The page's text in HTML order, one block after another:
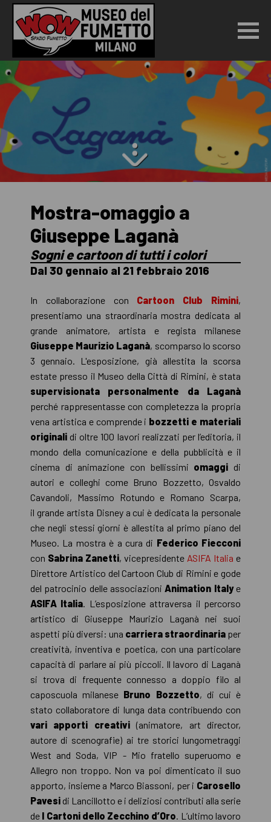
Mostra-omaggio a
Giuseppe Laganà
Sogni e cartoon di tutti i colori
Dal 30 gennaio al 21 febbraio 2016
In collaborazione con Cartoon Club Rimini,
presentiamo una straordinaria mostra dedicata al
grande animatore, artista e regista milanese
Giuseppe Maurizio Laganà, scomparso lo scorso
3 gennaio. L'esposizione, già allestita la scorsa
estate presso il Museo della Città di Rimini, è stata
supervisionata personalmente da Laganà
perché rappresentasse con completezza la propria
vena artistica e comprende i bozzetti e materiali
originali di oltre 100 lavori realizzati per l’editoria, il
mondo della comunicazione e della pubblicità e il
cinema di animazione con bellissimi omaggi di
autori e colleghi come Bruno Bozzetto, Osvaldo
Cavandoli, Massimo Rotundo e Romano Scarpa,
il grande artista Disney a cui è dedicata la personale
che negli stessi giorni è allestita al primo piano del
Museo. La mostra è a cura di Federico Fiecconi
con Sabrina Zanetti, vicepresidente ASIFA Italia e
Direttore Artistico del Cartoon Club di Rimini e gode
del patrocinio delle associazioniAnimation Italye
ASIFA Italia. L’esposizione attraversa il percorso
artistico di Giuseppe Maurizio Laganà nei suoi
aspetti più diversi: una carriera straordinaria per
creatività, inventiva e poetica, con una particolare
capacità di parlare ai più piccoli. Il lavoro di Laganà
si trova di frequente connesso a doppio filo al
caposcuola milanese Bruno Bozzetto, di cui è
stato collaboratore di lunga data contribuendo con
vari apporti creativi(animatore, art director,
autore di scenografie) ai tre storici lungometraggi
West and Soda, VIP - Mio fratello superuomo e
Allegro non troppo. Non va poi dimenticato il suo
apporto, insieme a Marco Biassoni, per i Carosello
Pavesi di Lancillotto e i deliziosi contributi alla serie
de I Cartoni dello Zecchino d’Oro. L’ultimo lavoro